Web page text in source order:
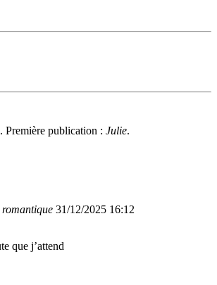
Première publication : Julie.
31/12/2025 16:12
que j’attend